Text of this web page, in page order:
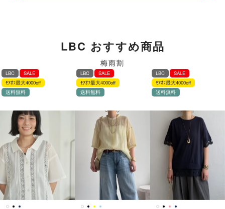
LBC おすすめ商品
梅雨割
LBC
SALE
ﾓｱｵﾌ最大4000off
送料無料
LBC
SALE
ﾓｱｵﾌ最大4000off
送料無料
LBC
SALE
ﾓｱｵﾌ最大4000off
送料無料